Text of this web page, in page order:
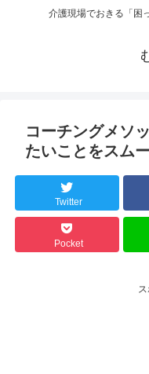
介護現場でおきる「困
コーチングメソ
たいことをスム
Twitter
Pocket